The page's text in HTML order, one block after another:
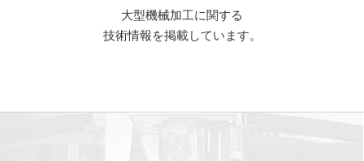
大型機械加工に関する
技術情報を掲載しています。